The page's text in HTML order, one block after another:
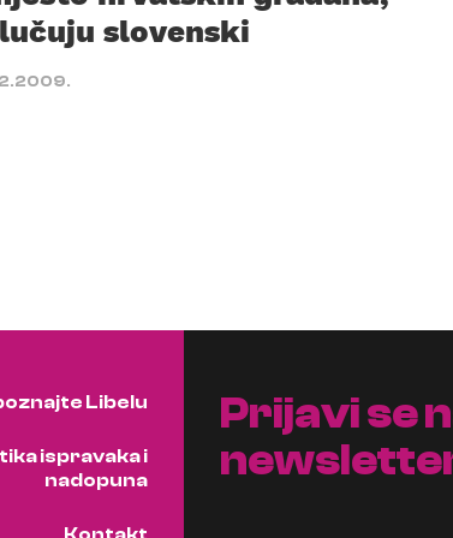
slovenski
Libelu
ispravaka i
nadopuna
Prijavi se